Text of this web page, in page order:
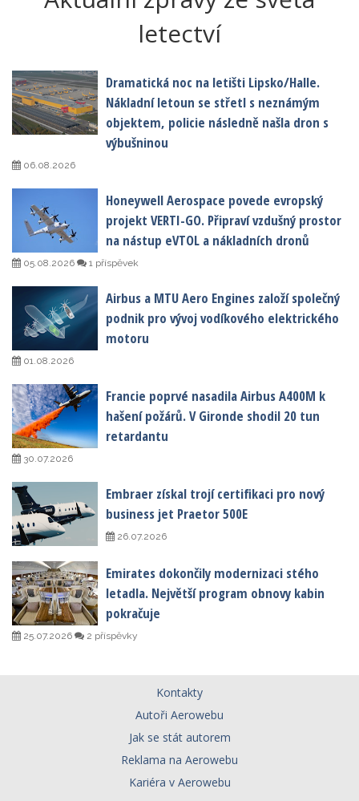
letectví
Dramatická noc na letišti Lipsko/Halle.
Nákladní letoun se střetl s neznámým
objektem, policie následně našla dron s
výbušninou
06.08.2026
Honeywell Aerospace povede evropský
projekt VERTI-GO. Připraví vzdušný prostor
na nástup eVTOL a nákladních dronů
05.08.2026 1 příspěvek
Airbus a MTU Aero Engines založí společný
podnik pro vývoj vodíkového elektrického
motoru
01.08.2026
Francie poprvé nasadila Airbus A400M k
hašení požárů. V Gironde shodil 20 tun
retardantu
30.07.2026
Embraer získal trojí certifikaci pro nový
business jet Praetor 500E
26.07.2026
Emirates dokončily modernizaci stého
letadla. Největší program obnovy kabin
pokračuje
25.07.2026 2 příspěvky
Kontakty
Autoři Aerowebu
Jak se stát autorem
Reklama na Aerowebu
Kariéra v Aerowebu